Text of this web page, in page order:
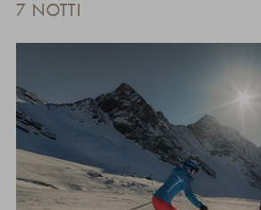
7 NOTTI